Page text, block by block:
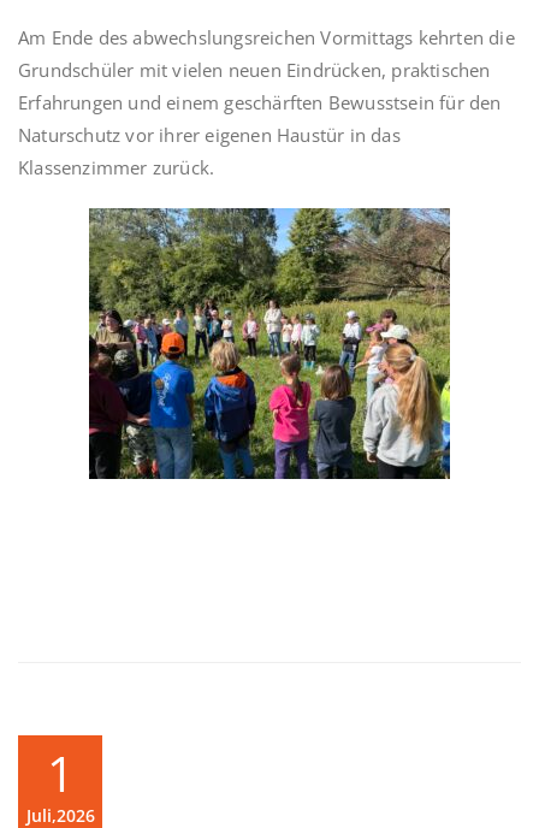
Am Ende des abwechslungsreichen Vormittags kehrten die
Grundschüler mit vielen neuen Eindrücken, praktischen
Erfahrungen und einem geschärften Bewusstsein für den
Naturschutz vor ihrer eigenen Haustür in das
Klassenzimmer zurück.
1
Juli,2026